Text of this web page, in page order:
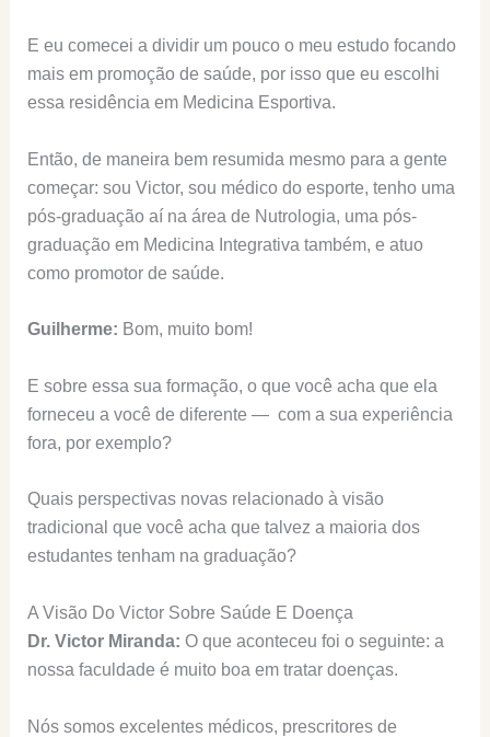
E eu comecei a dividir um pouco o meu estudo focando
mais em promoção de saúde, por isso que eu escolhi
essa residência em Medicina Esportiva.
Então, de maneira bem resumida mesmo para a gente
começar: sou Victor, sou médico do esporte, tenho uma
pós-graduação aí na área de Nutrologia, uma pós-
graduação em Medicina Integrativa também, e atuo
como promotor de saúde.
Guilherme: Bom, muito bom!
E sobre essa sua formação, o que você acha que ela
forneceu a você de diferente — com a sua experiência
fora, por exemplo?
Quais perspectivas novas relacionado à visão
tradicional que você acha que talvez a maioria dos
estudantes tenham na graduação?
A Visão Do Victor Sobre Saúde E Doença
Dr. Victor Miranda: O que aconteceu foi o seguinte: a
nossa faculdade é muito boa em tratar doenças.
Nós somos excelentes médicos, prescritores de